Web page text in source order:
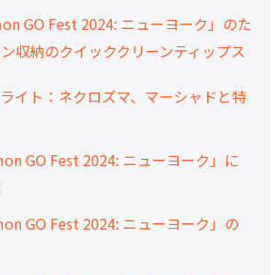
GO Fest 2024: ニューヨーク」のた
収納のクイッククリーンティップス
イト：ネクロズマ、マーシャドと特
GO Fest 2024: ニューヨーク」に
GO Fest 2024: ニューヨーク」の